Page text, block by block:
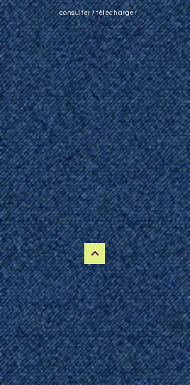
consulter / télécharger